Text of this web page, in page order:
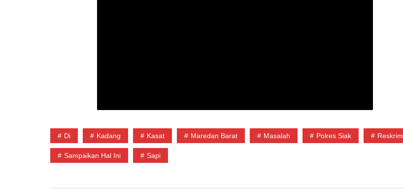
Di Kadang Kasat Maredan Barat Masalah Polres Siak Reskrim
Sampaikan Hal Ini Sapi